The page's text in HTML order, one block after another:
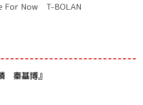
For Now T-BOLAN
秦基博』